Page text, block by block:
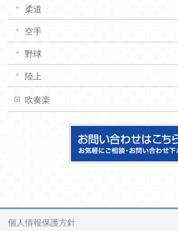
柔道
空手
野球
陸上
吹奏楽
個人情報保護方針